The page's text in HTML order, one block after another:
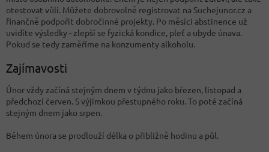
otestovat vůli. Můžete dobrovolně registrovat na Suchejunor.cz a
finančně podpořit dobročinné projekty. Po měsíci abstinence už
uvidíte výsledky - zlepší se fyzická kondice, pleť a ubyde únava.
Pokud se tedy zaměříme na konzumenty alkoholu.
Zajímavosti
Únor vždy začíná stejným dnem v týdnu jako březen, listopad a
předchozí červen. S výjimkou přestupného roku. To poté začíná
stejným dnem jako srpen.
Během února se prodlouží délka o přibližně hodinu a půl.